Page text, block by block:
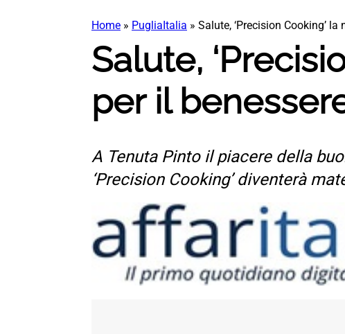
Home » PugliaItalia » Salute, ‘Precision Cooking’
Salute,
per il
A Tenuta Pinto il piacere della
‘Precision Cooking’ diventerà